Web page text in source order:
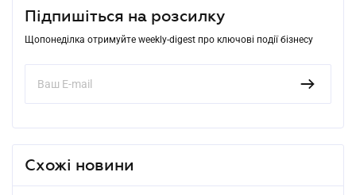
Підпишіться на розсилку
Щопонеділка отримуйте weekly-digest про ключові події бізнесу
Схожі новини